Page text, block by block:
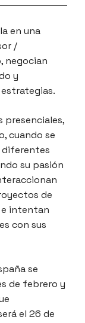
en una
/
negocian
y
presenciales,
cuando se
su pasión
de
e intentan
con sus
se
de febrero y
el 26 de